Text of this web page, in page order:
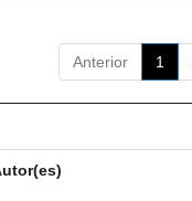
Anterior 1